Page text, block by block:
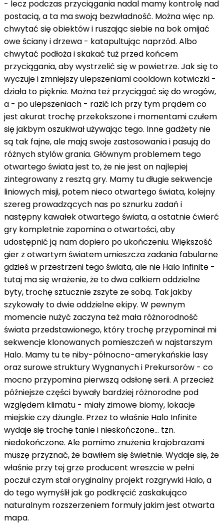
- lecz podczas przyciągania nadal mamy kontrolę nad
postacią, a ta ma swoją bezwładność. Można więc np.
chwytać się obiektów i ruszając siebie na bok omijać
owe ściany i drzewa - katapultując naprzód. Albo
chwytać podłoża i skakać tuż przed końcem
przyciągania, aby wystrzelić się w powietrze. Jak się to
wyczuje i zmniejszy ulepszeniami cooldown kotwiczki -
działa to pięknie. Można też przyciągać się do wrogów,
a - po ulepszeniach - razić ich przy tym prądem co
jest akurat trochę przekokszone i momentami czułem
się jakbym oszukiwał używając tego. Inne gadżety nie
są tak fajne, ale mają swoje zastosowania i pasują do
różnych stylów grania. Głównym problemem tego
otwartego świata jest to, że nie jest on najlepiej
zintegrowany z resztą gry. Mamy tu długie sekwencje
liniowych misji, potem nieco otwartego świata, kolejny
szereg prowadzących nas po sznurku zadań i
następny kawałek otwartego świata, a ostatnie ćwierć
gry kompletnie zapomina o otwartości, aby
udostępnić ją nam dopiero po ukończeniu. Większość
gier z otwartym światem umieszcza zadania fabularne
gdzieś w przestrzeni tego świata, ale nie Halo Infinite -
tutaj ma się wrażenie, że to dwa całkiem oddzielne
byty, trochę sztucznie zszyte ze sobą. Tak jakby
szykowały to dwie oddzielne ekipy. W pewnym
momencie nużyć zaczyna też mała różnorodność
świata przedstawionego, który trochę przypominał mi
sekwencje klonowanych pomieszczeń w najstarszym
Halo. Mamy tu te niby-północno-amerykańskie lasy
oraz surowe struktury Wygnanych i Prekursorów - co
mocno przypomina pierwszą odsłonę serii. A przecież
późniejsze części bywały bardziej różnorodne pod
względem klimatu - miały zimowe biomy, lokacje
miejskie czy dżungle. Przez to właśnie Halo Infinite
wydaje się trochę tanie i nieskończone… tzn.
niedokończone. Ale pomimo znużenia krajobrazami
muszę przyznać, że bawiłem się świetnie. Wydaje się, że
właśnie przy tej grze producent wreszcie w pełni
poczuł czym stał oryginalny projekt rozgrywki Halo, a
do tego wymyślił jak go podkręcić zaskakująco
naturalnym rozszerzeniem formuły jakim jest otwarta
mapa.